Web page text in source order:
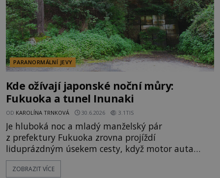
PARANORMÁLNÍ JEVY
Kde ožívají japonské noční můry:
Fukuoka a tunel Inunaki
OD KAROLÍNA TRNKOVÁ 30.6.2026 3.1TIS
Je hluboká noc a mladý manželský pár
z prefektury Fukuoka zrovna projíždí
liduprázdným úsekem cesty, když motor auta
náhle vypoví službu. Naprosté ticho rázem
přerušuje podivné hučení.V tu chvíli si uvědomují,
ZOBRAZIT VÍCE